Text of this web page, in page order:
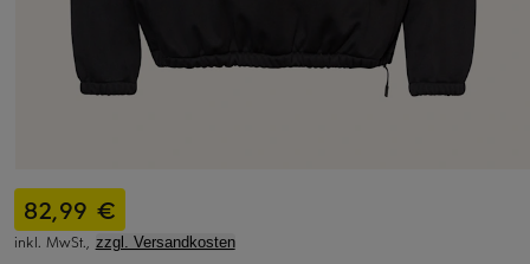
82,99 €
inkl. MwSt., zzgl. Versandkosten